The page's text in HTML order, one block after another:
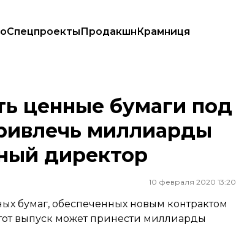
СпецпроектыПродакшнКрамниця
миллиарды долларов — исполнительный директор
ценные бумаги под
миллиарды
директор
10 февраля 2020 13:20
бумаг, обеспеченных новым контрактом
выпуск может принести миллиарды